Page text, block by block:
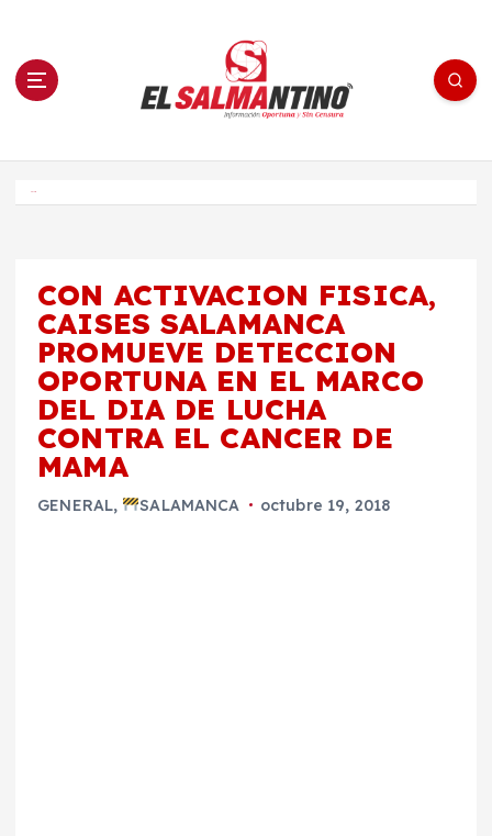
n El Salmantino - medios/noticias/editorial
CON ACTIVACION FISICA,
CAISES SALAMANCA
PROMUEVE DETECCION
OPORTUNA EN EL MARCO
DEL DIA DE LUCHA
CONTRA EL CANCER DE
MAMA
GENERAL, SALAMANCA octubre 19, 2018